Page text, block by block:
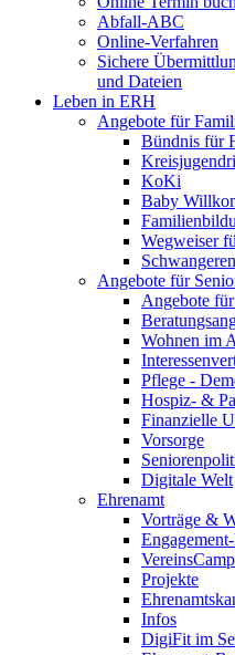
Abfall-ABC
Online-Verfahren
Sichere
und Dateien
Leben in ERH
Angebote für
Bündnis für
KoKi
Baby
Wegweiser
Angebote für
Angebote
Wohnen im
Pflege -
Hospiz- &
Finanzielle
Vorsorge
Digitale Welt
Ehrenamt
Vorträge &
Projekte
Infos
DigiFit im